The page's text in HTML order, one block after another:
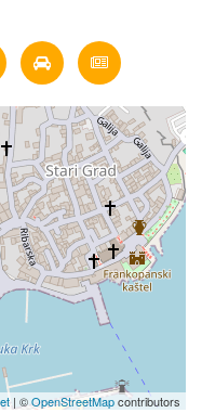
| ©OpenStreetMapcontributors